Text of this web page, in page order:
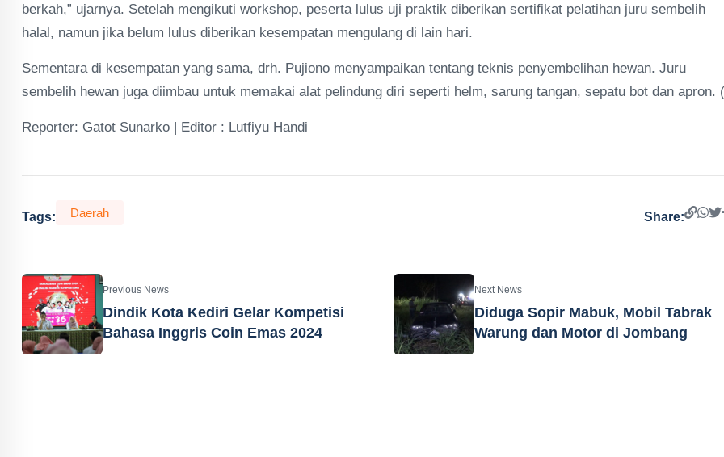
berkah,” ujarnya. Setelah mengikuti workshop, peserta lulus uji praktik diberikan sertifikat pelatihan juru sembelih
halal, namun jika belum lulus diberikan kesempatan mengulang di lain hari.
Sementara di kesempatan yang sama, drh. Pujiono menyampaikan tentang teknis penyembelihan hewan. Juru
sembelih hewan juga diimbau untuk memakai alat pelindung diri seperti helm, sarung tangan, sepatu bot dan apron.
Reporter: Gatot Sunarko | Editor : Lutfiyu Handi
Tags: Daerah Share:
Previous News
Dindik Kota Kediri Gelar Kompetisi
Bahasa Inggris Coin Emas 2024
Next News
Diduga Sopir Mabuk, Mobil Tabrak
Warung dan Motor di Jombang